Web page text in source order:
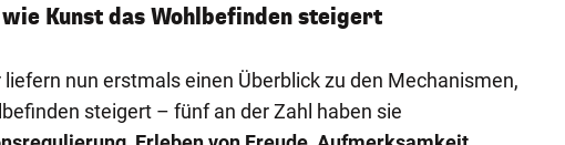
Kunst das Wohlbefinden steigert
nun erstmals einen Überblick zu den Mechanismen,
steigert – fünf an der Zahl haben sie